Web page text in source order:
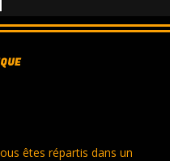
êtes répartis dans un